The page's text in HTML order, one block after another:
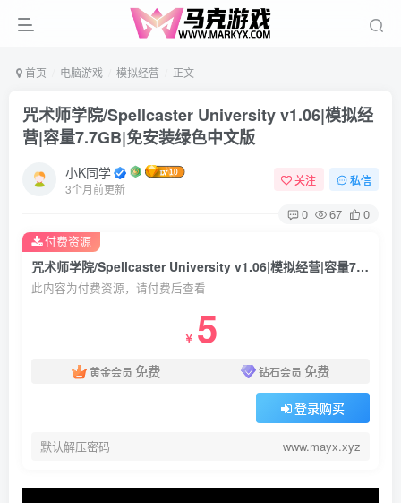
首页 电脑游戏 模拟经营 正文
咒术师学院/Spellcaster University v1.06|模拟经
营|容量7.7GB|免安装绿色中文版
小K同学
3个月前更新
关注 私信
0 67 0
咒术师学院/Spellcaster University v1.06|模拟经营|容量7.7GB|免安装绿色中文版
此内容为付费资源，请付费后查看
￥ 5
黄金会员 免费 钻石会员 免费
登录购买
默认解压密码 www.mayx.xyz
付费资源